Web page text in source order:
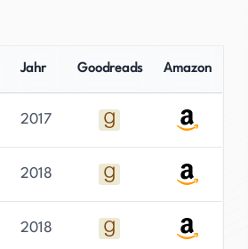
Jahr Goodreads Amazon
2017
2018
2018